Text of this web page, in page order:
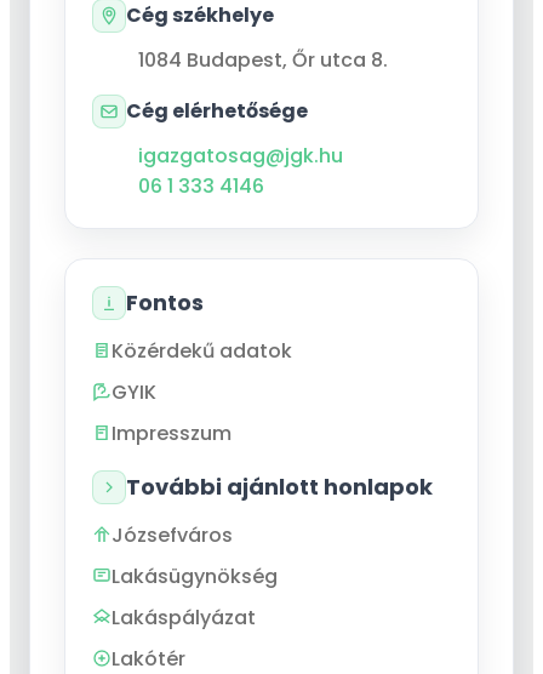
Cég székhelye
1084 Budapest, Őr utca 8.
Cég elérhetősége
igazgatosag@jgk.hu
06 1 333 4146
Fontos
Közérdekű adatok
GYIK
Impresszum
További ajánlott honlapok
Józsefváros
Lakásügynökség
Lakáspályázat
Lakótér